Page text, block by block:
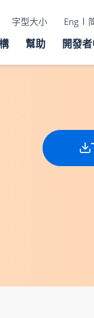
字型大小 Eng
幫助 開發